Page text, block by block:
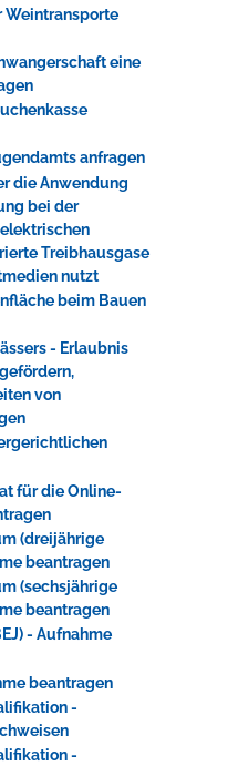
eine
anfragen
die Anwendung
bei der
Treibhausgase
nutzt
beim Bauen
- Erlaubnis
von
für die Online-
(dreijährige
beantragen
(sechsjährige
beantragen
- Aufnahme
beantragen
-
-